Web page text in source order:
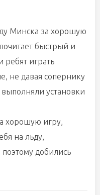
Минска за хорошую
быстрый и
ребят играть
не давая сопернику
установки
хорошую игру,
на льду,
добились